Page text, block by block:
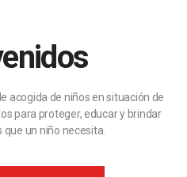
acogida de niños en situación de
para proteger, educar y brindar
un niño necesita.